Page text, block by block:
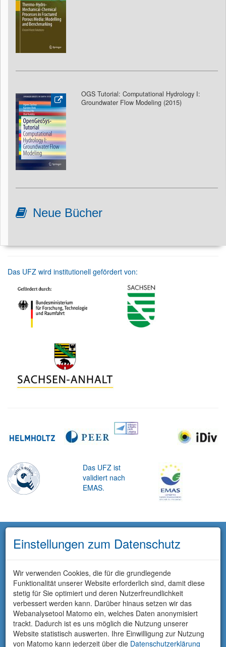
OGS Tutorial: Computational Hydrology I:
Groundwater Flow Modeling (2015)
Neue Bücher
Das UFZ wird institutionell gefördert von:
Das UFZ ist
validiert nach
EMAS.
Einstellungen zum Datenschutz
Wir verwenden Cookies, die für die grundlegende
Funktionalität unserer Website erforderlich sind, damit diese
stetig für Sie optimiert und deren Nutzerfreundlichkeit
verbessert werden kann. Darüber hinaus setzen wir das
Webanalysetool Matomo ein, welches Daten anonymisiert
trackt. Dadurch ist es uns möglich die Nutzung unserer
Website statistisch auswerten. Ihre Einwilligung zur Nutzung
von Matomo kann jederzeit über die Datenschutzerklärung